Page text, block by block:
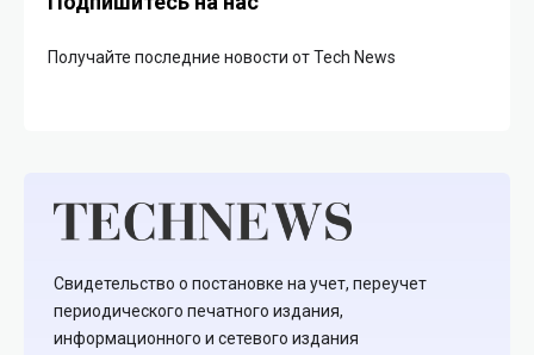
Получайте последние новости от Tech News
Свидетельство о постановке на учет, переучет
периодического печатного издания,
информационного и сетевого издания